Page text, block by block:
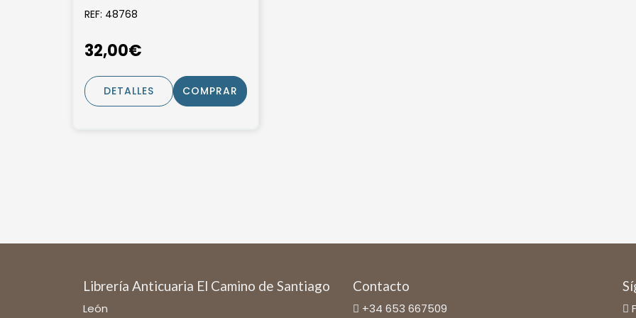
REF: 48768
32,00€
DETALLES COMPRAR
Librería Anticuaria El Camino de Santiago
León
Contacto
+34 653 667509